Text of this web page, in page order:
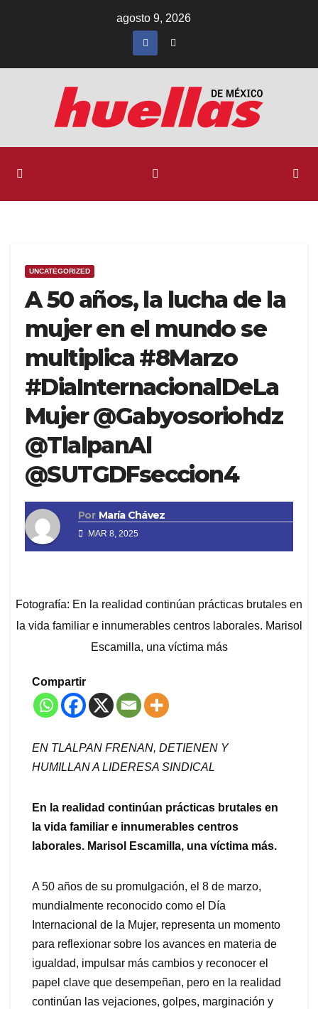
agosto 9, 2026
UNCATEGORIZED
A 50 años, la lucha de la
mujer en el mundo se
multiplica #8Marzo
#DiaInternacionalDeLa
Mujer @Gabyosoriohdz
@TlalpanAl
@SUTGDFseccion4
Por María Chávez
MAR 8, 2025
Fotografía: En la realidad continúan prácticas brutales en
la vida familiar e innumerables centros laborales. Marisol
Escamilla, una víctima más
Compartir
EN TLALPAN FRENAN, DETIENEN Y
HUMILLAN A LIDERESA SINDICAL
En la realidad continúan prácticas brutales en
la vida familiar e innumerables centros
laborales. Marisol Escamilla, una víctima más.
A 50 años de su promulgación, el 8 de marzo,
mundialmente reconocido como el Día
Internacional de la Mujer, representa un momento
para reflexionar sobre los avances en materia de
igualdad, impulsar más cambios y reconocer el
papel clave que desempeñan, pero en la realidad
continúan las vejaciones, golpes, marginación y